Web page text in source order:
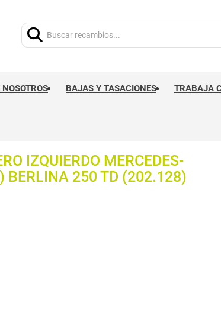
NOSOTROS BAJAS Y TASACIONES TRABAJA
IZQUIERDO MERCEDES-
BERLINA 250 TD (202.128)